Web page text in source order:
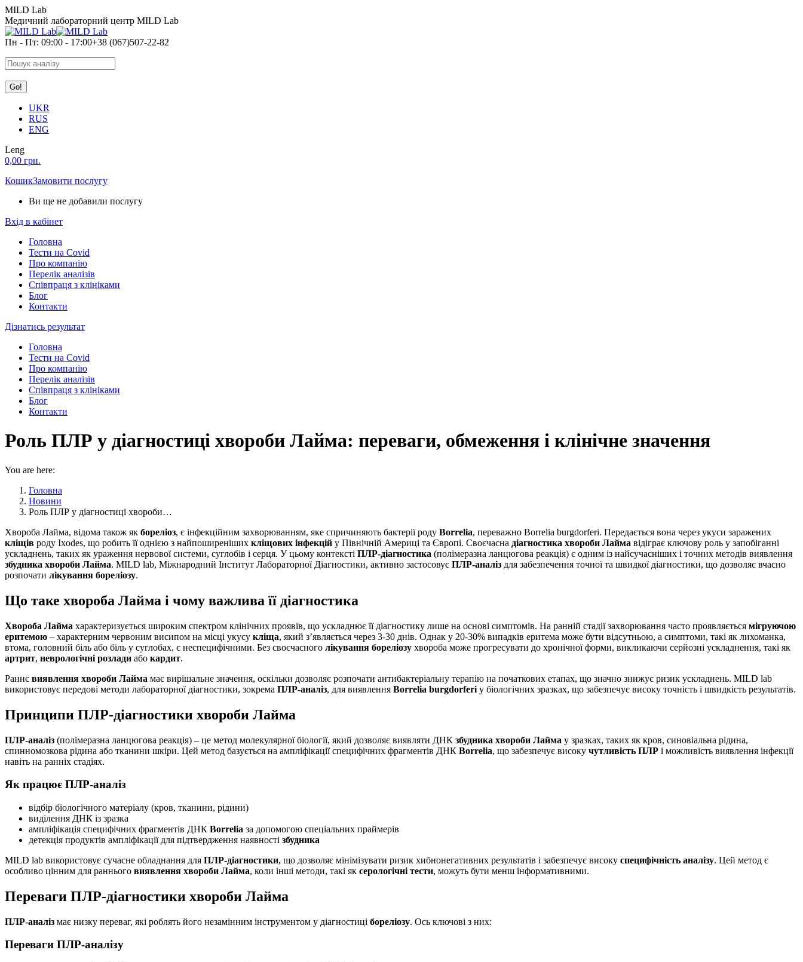
Skip
to
content
MILD Lab
Медичний лабораторний центр MILD Lab
Пн - Пт: 09:00 - 17:00+38 (067)507-22-82
Search:
UKR
RUS
ENG
Leng
0,00 грн.
КошикЗамовити послугу
Ви ще не добавили послугу
Вхід в кабінет
Головна
Тести на Covid
Про компанію
Перелік аналізів
Співпраця з клініками
Блог
Контакти
Дізнатись результат
Головна
Тести на Covid
Про компанію
Перелік аналізів
Співпраця з клініками
Блог
Контакти
Роль ПЛР у діагностиці хвороби Лайма: переваги, обмеження і клінічне значення
You are here:
Головна
Новини
Роль ПЛР у діагностиці хвороби…
Хвороба Лайма, відома також як бореліоз, є інфекційним захворюванням, яке спричиняють бактерії роду Borrelia, переважно Borrelia burgdorferi. Передається вона через укуси заражених
кліщів роду Ixodes, що робить її однією з найпоширеніших кліщових інфекцій у Північній Америці та Європі. Своєчасна діагностика хвороби Лайма відіграє ключову роль у запобіганні
ускладнень, таких як ураження нервової системи, суглобів і серця. У цьому контексті ПЛР-діагностика (полімеразна ланцюгова реакція) є одним із найсучасніших і точних методів виявлення
збудника хвороби Лайма. MILD lab, Міжнародний Інститут Лабораторної Діагностики, активно застосовує ПЛР-аналіз для забезпечення точної та швидкої діагностики, що дозволяє вчасно
розпочати лікування бореліозу.
Що таке хвороба Лайма і чому важлива її діагностика
Хвороба Лайма характеризується широким спектром клінічних проявів, що ускладнює її діагностику лише на основі симптомів. На ранній стадії захворювання часто проявляється мігруючою
еритемою – характерним червоним висипом на місці укусу кліща, який з’являється через 3-30 днів. Однак у 20-30% випадків еритема може бути відсутньою, а симптоми, такі як лихоманка,
втома, головний біль або біль у суглобах, є неспецифічними. Без своєчасного лікування бореліозу хвороба може прогресувати до хронічної форми, викликаючи серйозні ускладнення, такі як
артрит, неврологічні розлади або кардит.
Раннє виявлення хвороби Лайма має вирішальне значення, оскільки дозволяє розпочати антибактеріальну терапію на початкових етапах, що значно знижує ризик ускладнень. MILD lab
використовує передові методи лабораторної діагностики, зокрема ПЛР-аналіз, для виявлення Borrelia burgdorferi у біологічних зразках, що забезпечує високу точність і швидкість результатів.
Принципи ПЛР-діагностики хвороби Лайма
ПЛР-аналіз (полімеразна ланцюгова реакція) – це метод молекулярної біології, який дозволяє виявляти ДНК збудника хвороби Лайма у зразках, таких як кров, синовіальна рідина,
спинномозкова рідина або тканини шкіри. Цей метод базується на ампліфікації специфічних фрагментів ДНК Borrelia, що забезпечує високу чутливість ПЛР і можливість виявлення інфекції
навіть на ранніх стадіях.
Як працює ПЛР-аналіз
відбір біологічного матеріалу (кров, тканини, рідини)
виділення ДНК із зразка
ампліфікація специфічних фрагментів ДНК Borrelia за допомогою спеціальних праймерів
детекція продуктів ампліфікації для підтвердження наявності збудника
MILD lab використовує сучасне обладнання для ПЛР-діагностики, що дозволяє мінімізувати ризик хибнонегативних результатів і забезпечує високу специфічність аналізу. Цей метод є
особливо цінним для раннього виявлення хвороби Лайма, коли інші методи, такі як серологічні тести, можуть бути менш інформативними.
Переваги ПЛР-діагностики хвороби Лайма
ПЛР-аналіз має низку переваг, які роблять його незамінним інструментом у діагностиці бореліозу. Ось ключові з них:
Переваги ПЛР-аналізу